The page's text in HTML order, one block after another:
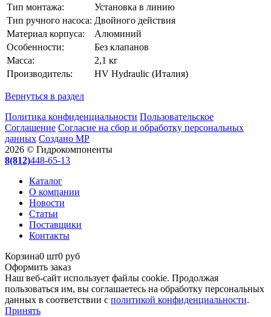
Тип монтажа:
Установка в линию
Тип ручного насоса: Двойного действия
Материал корпуса:
Алюминий
Особенности:
Без клапанов
Масса:
2,1 кг
Производитель:
HV Hydraulic (Италия)
Вернуться в раздел
Политика конфиденциальности Пользовательское
Соглашение Согласие на сбор и обработку персональных
данных Создано МР
2026 © Гидрокомпоненты
8(812)448-65-13
Каталог
О компании
Новости
Статьи
Поставщики
Контакты
Корзина0 шт0 руб
Оформить заказ
Наш веб-сайт использует файлы cookie. Продолжая
пользоваться им, вы соглашаетесь на обработку персональных
данных в соответствии с политикой конфиденциальности.
Принять